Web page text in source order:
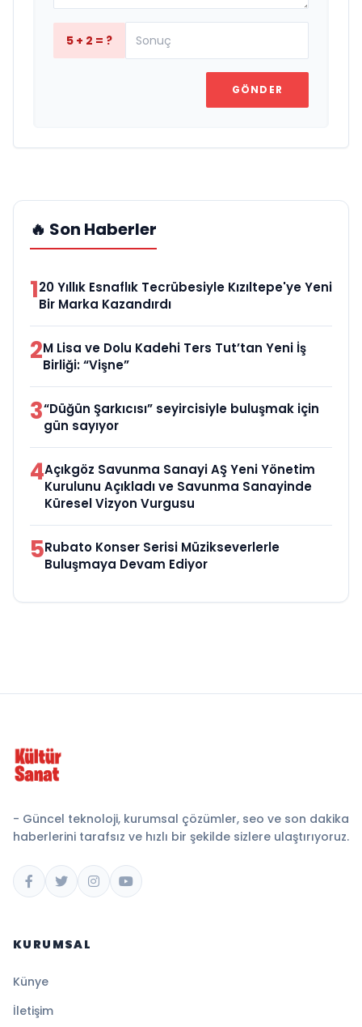
5 + 2 = ?
GÖNDER
🔥 Son Haberler
120 Yıllık Esnaflık Tecrübesiyle Kızıltepe'ye Yeni
Bir Marka Kazandırdı
2M Lisa ve Dolu Kadehi Ters Tut’tan Yeni İş
Birliği: “Vişne”
3“Düğün Şarkıcısı” seyircisiyle buluşmak için
gün sayıyor
4Açıkgöz Savunma Sanayi AŞ Yeni Yönetim
Kurulunu Açıkladı ve Savunma Sanayinde
Küresel Vizyon Vurgusu
5Rubato Konser Serisi Müzikseverlerle
Buluşmaya Devam Ediyor
- Güncel teknoloji, kurumsal çözümler, seo ve son dakika
haberlerini tarafsız ve hızlı bir şekilde sizlere ulaştırıyoruz.
KURUMSAL
Künye
İletişim